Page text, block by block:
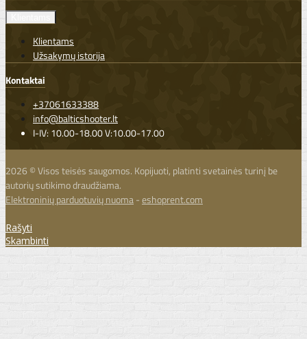
Klientams
Užsakymų istorija
Kontaktai
+37061633388
info@balticshooter.lt
I-IV: 10.00-18.00 V:10.00-17.00
2026 © Visos teisės saugomos. Kopijuoti, platinti svetainės turinį be
autorių sutikimo draudžiama.
Elektroninių parduotuvių nuoma-eshoprent.com
Rašyti
Skambinti